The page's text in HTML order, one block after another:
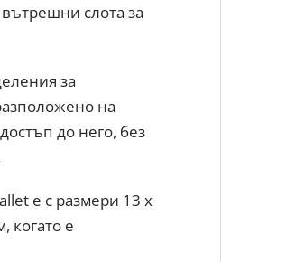
слота за
за
на
до него, без
е с размери 13 х
когато е